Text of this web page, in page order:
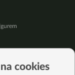
cookies